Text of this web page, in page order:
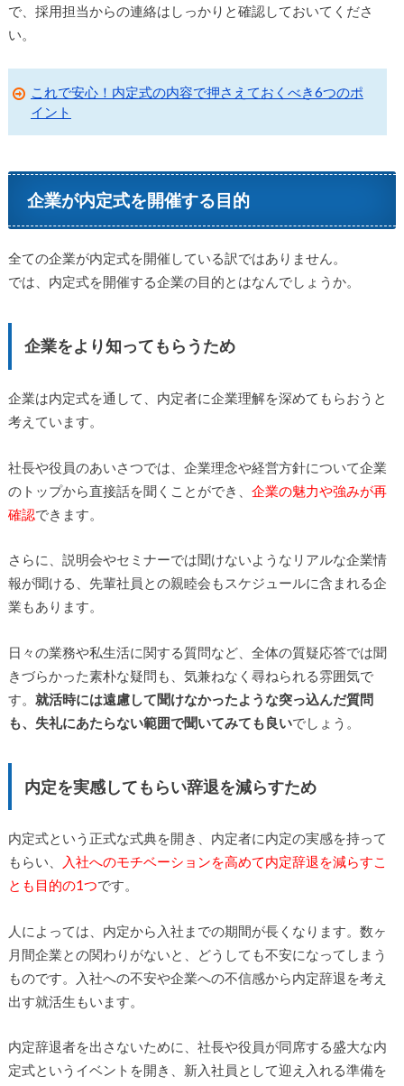
で、採用担当からの連絡はしっかりと確認しておいてくださ
い。
これで安心！内定式の内容で押さえておくべき6つのポ
イント
企業が内定式を開催する目的
全ての企業が内定式を開催している訳ではありません。
では、内定式を開催する企業の目的とはなんでしょうか。
企業をより知ってもらうため
企業は内定式を通して、内定者に企業理解を深めてもらおうと
考えています。
社長や役員のあいさつでは、企業理念や経営方針について企業
のトップから直接話を聞くことができ、 企業の魅力や強みが再
確認できます。
さらに、説明会やセミナーでは聞けないようなリアルな企業情
報が聞ける、先輩社員との親睦会もスケジュールに含まれる企
業もあります。
日々の業務や私生活に関する質問など、全体の質疑応答では聞
きづらかった素朴な疑問も、気兼ねなく尋ねられる雰囲気で
す。 就活時には遠慮して聞けなかったような突っ込んだ質問
も、失礼にあたらない範囲で聞いてみても良いでしょう。
内定を実感してもらい辞退を減らすため
内定式という正式な式典を開き、内定者に内定の実感を持って
もらい、
入社へのモチベーションを高めて内定辞退を減らすこ
とも目的の1つです。
人によっては、内定から入社までの期間が長くなります。数ヶ
月間企業との関わりがないと、どうしても不安になってしまう
ものです。入社への不安や企業への不信感から内定辞退を考え
出す就活生もいます。
内定辞退者を出さないために、社長や役員が同席する盛大な内
定式というイベントを開き、新入社員として迎え入れる準備を